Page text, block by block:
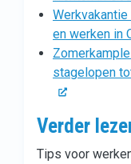
en werken in
stagelopen
Verder
Tips voor